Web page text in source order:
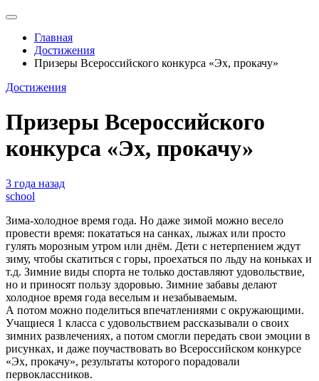
Главная
Достижения
Призеры Всероссийского конкурса «Эх, прокачу»
Достижения
Призеры Всероссийского
конкурса «Эх, прокачу»
3 года назад
school
Зима-холодное время года. Но даже зимой можно весело
провести время: покататься на санках, лыжах или просто
гулять морозным утром или днём. Дети с нетерпением ждут
зиму, чтобы скатиться с горы, проехаться по льду на коньках и
т.д. Зимние виды спорта не только доставляют удовольствие,
но и приносят пользу здоровью. Зимние забавы делают
холодное время года веселым и незабываемым.
А потом можно поделиться впечатлениями с окружающими.
Учащиеся 1 класса с удовольствием рассказывали о своих
зимних развлечениях, а потом смогли передать свои эмоции в
рисунках, и даже поучаствовать во Всероссийском конкурсе
«Эх, прокачу», результаты которого порадовали
первоклассников.